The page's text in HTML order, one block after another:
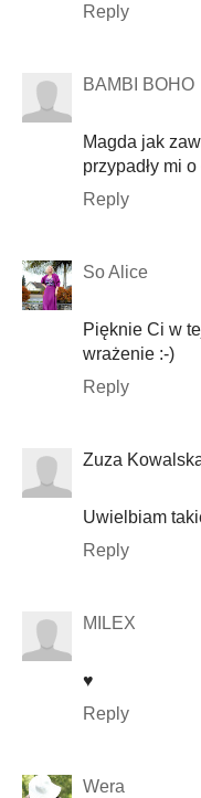
Reply
BAMBI BOHO
Magda jak
przypadły mi
Reply
So Alice
Pięknie Ci w
wrażenie :-)
Reply
Zuza
Uwielbiam
Reply
MILEX
♥
Reply
Wera